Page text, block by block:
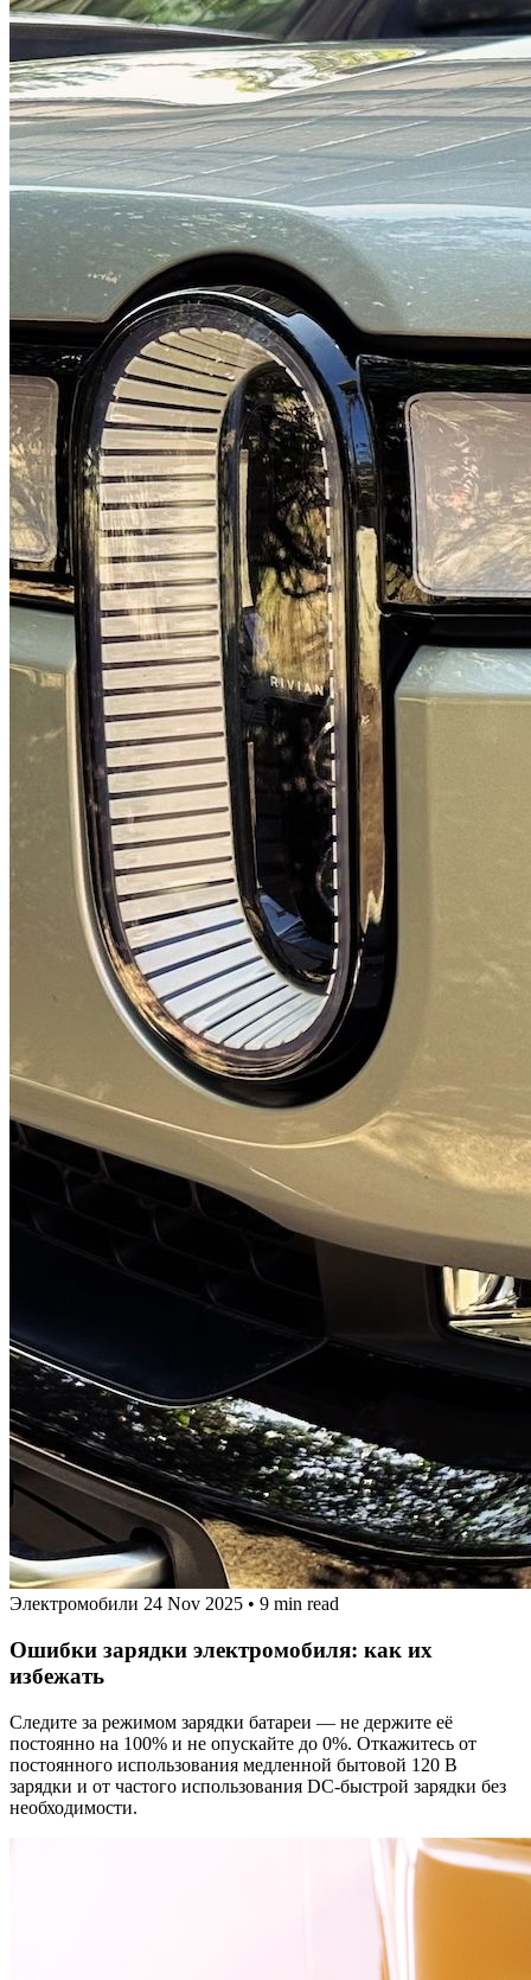
Электромобили 24 Nov 2025 • 9 min read
Ошибки зарядки электромобиля: как их
избежать
Следите за режимом зарядки батареи — не держите её
постоянно на 100% и не опускайте до 0%. Откажитесь от
постоянного использования медленной бытовой 120 В
зарядки и от частого использования DC‑быстрой зарядки без
необходимости.